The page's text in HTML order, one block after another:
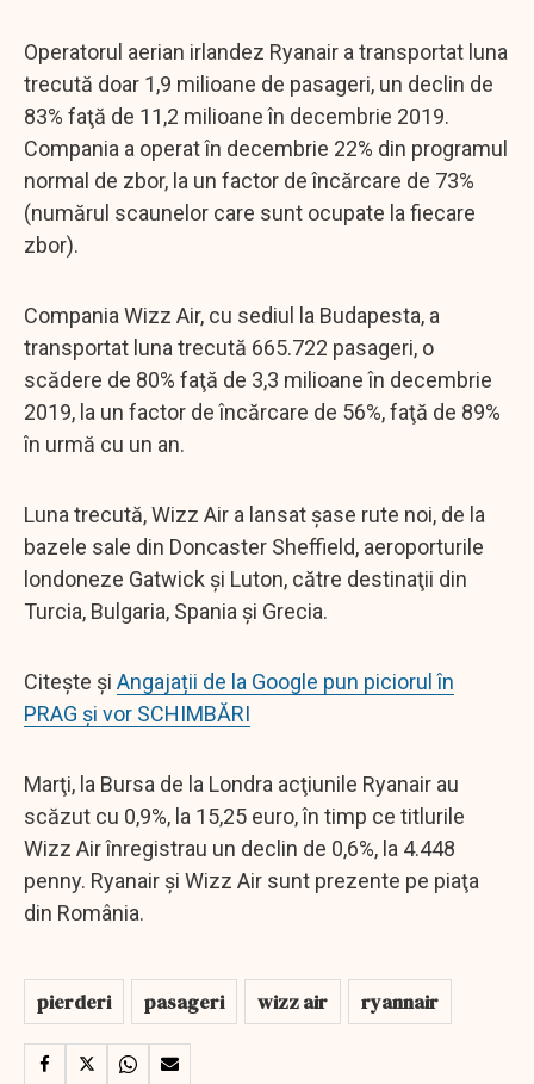
Operatorul aerian irlandez Ryanair a transportat luna
trecută doar 1,9 milioane de pasageri, un declin de
83% faţă de 11,2 milioane în decembrie 2019.
Compania a operat în decembrie 22% din programul
normal de zbor, la un factor de încărcare de 73%
(numărul scaunelor care sunt ocupate la fiecare
zbor).
Compania Wizz Air, cu sediul la Budapesta, a
transportat luna trecută 665.722 pasageri, o
scădere de 80% faţă de 3,3 milioane în decembrie
2019, la un factor de încărcare de 56%, faţă de 89%
în urmă cu un an.
Luna trecută, Wizz Air a lansat şase rute noi, de la
bazele sale din Doncaster Sheffield, aeroporturile
londoneze Gatwick şi Luton, către destinaţii din
Turcia, Bulgaria, Spania şi Grecia.
Citește și Angajații de la Google pun piciorul în
PRAG și vor SCHIMBĂRI
Marţi, la Bursa de la Londra acţiunile Ryanair au
scăzut cu 0,9%, la 15,25 euro, în timp ce titlurile
Wizz Air înregistrau un declin de 0,6%, la 4.448
penny. Ryanair şi Wizz Air sunt prezente pe piaţa
din România.
pierderi pasageri wizz air ryannair